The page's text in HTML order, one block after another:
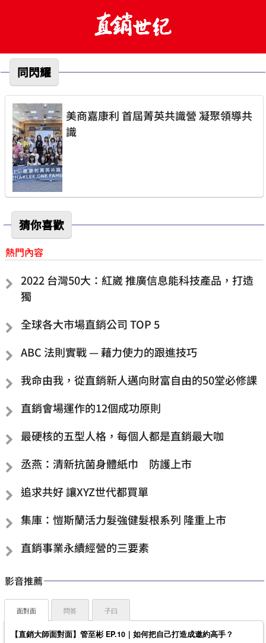
同閃耀
美商嘉康利 首屆菁英共識營 凝聚領導共
識
猜你喜歡
熱門內容
2022 台灣50大：紅崴 推廣信息能科技產品，打造
獨
全球各大市場直銷公司 TOP 5
ABC 法則實戰 — 藉力使力的跟進技巧
我命由我，從直銷新人邁向財富自由的50堂必修課
直銷會場運作的12個成功原則
最硬核的五型人格，每個人都是直銷最大咖
丞燕：清新抗菌身體紙巾 防護上市
追求共好 讓XYZ世代都買單
集庫：愷斯蘭活力髮強健髮根系列 隆重上市
直銷事業永續經營的三要素
影音推薦
面對面
【直銷大師面對面】管至彬 EP.10｜如何把自己打造成邀約高手？
問答 子曰